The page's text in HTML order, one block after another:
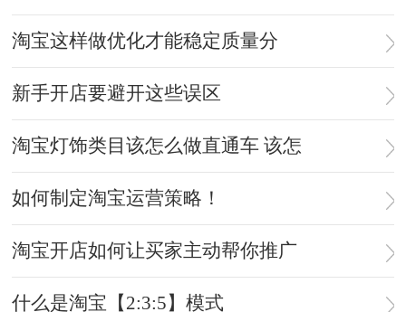
淘宝这样做优化才能稳定质量分
新手开店要避开这些误区
淘宝灯饰类目该怎么做直通车 该怎
如何制定淘宝运营策略！
淘宝开店如何让买家主动帮你推广
什么是淘宝【2:3:5】模式